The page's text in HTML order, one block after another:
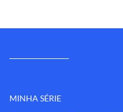
MINHA SÉRIE